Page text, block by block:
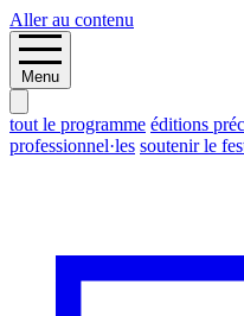
Aller au contenu
Menu
tout le programme éditions
professionnel·les soutenir le